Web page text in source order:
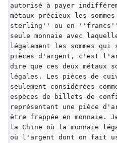
autorisé à payer
métaux précieux les
sterling'' ou en ''francs''
seule monnaie avec
légalement les sommes
pièces d'argent, c'est
dire que ces deux métaux
légales. Les pièces de
seulement considérées
espèces de billets de
représentant une pièce
être frappée en monnaie.
la Chine où la monnaie
où l'argent dont on fait